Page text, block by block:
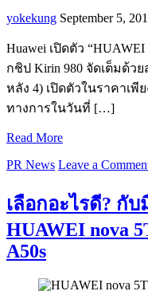
yokekung September 5,
Huawei เปิดตัว
กชิป Kirin 980 จัดเต็มด้ว
หลัง 4) เปิดตัวในราคาเพี
ทางการในวันที่ […]
Read More
PR News Leave a
เลือกอะไรดี? กั
HUAWEI nova
A50s